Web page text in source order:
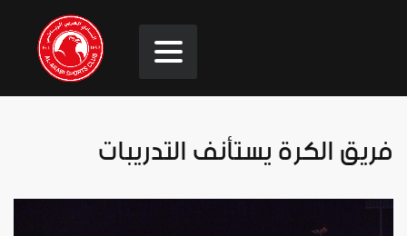
فريق الكرة يستأنف التدريبات